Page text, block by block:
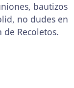
bautizos
no dudes en
de Recoletos.